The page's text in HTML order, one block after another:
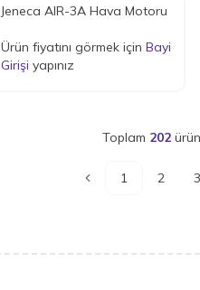
Jeneca AIR-3A Hava Motoru
Ürün fiyatını görmek için Bayi
Girişi yapınız
Toplam 202ürün
1 2 3